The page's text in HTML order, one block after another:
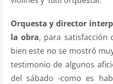
Orquesta y director
la obra, para satisfacción
bien este no se mostró
testimonio de algunos
del sábado -como es